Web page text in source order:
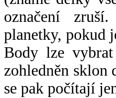
označení
planetky, pokud
Body lze
zohledněn sklon
se pak počítají